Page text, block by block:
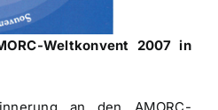
Weltkonvent 2007 in